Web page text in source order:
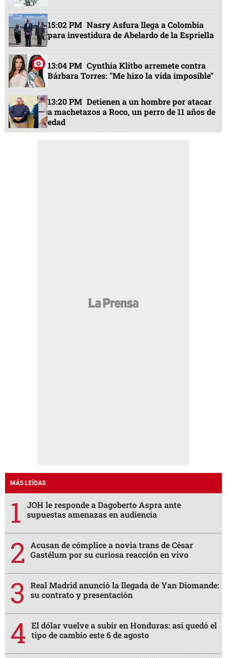
15:02 PM Nasry Asfura llega a Colombia
para investidura de Abelardo de la Espriella
13:04 PM Cynthia Klitbo arremete contra
Bárbara Torres: "Me hizo la vida imposible"
13:20 PM Detienen a un hombre por atacar
a machetazos a Roco, un perro de 11 años de
edad
MÁS LEÍDAS
JOH le responde a Dagoberto Aspra ante
supuestas amenazas en audiencia
Acusan de cómplice a novia trans de César
Gastélum por su curiosa reacción en vivo
Real Madrid anunció la llegada de Yan Diomande:
su contrato y presentación
El dólar vuelve a subir en Honduras: así quedó el
tipo de cambio este 6 de agosto